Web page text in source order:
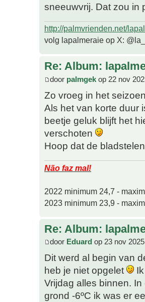
sneeuwvrij. Dat zou in
http://palmvrienden.net/
volg lapalmeraie op X:
Re: Album:
door palmgek op 22 nov
Zo vroeg in het
Als het van korte duur
beetje geluk blijft het
verschoten
Hoop dat de
Não faz mal!
2022 minimum 24,7 -
2023 minimum 23,9 -
Re: Album:
door Eduard op 23 nov
Dit werd al begin van
heb je niet opgelet
Vrijdag alles binnen.
grond -6ºC ik was er